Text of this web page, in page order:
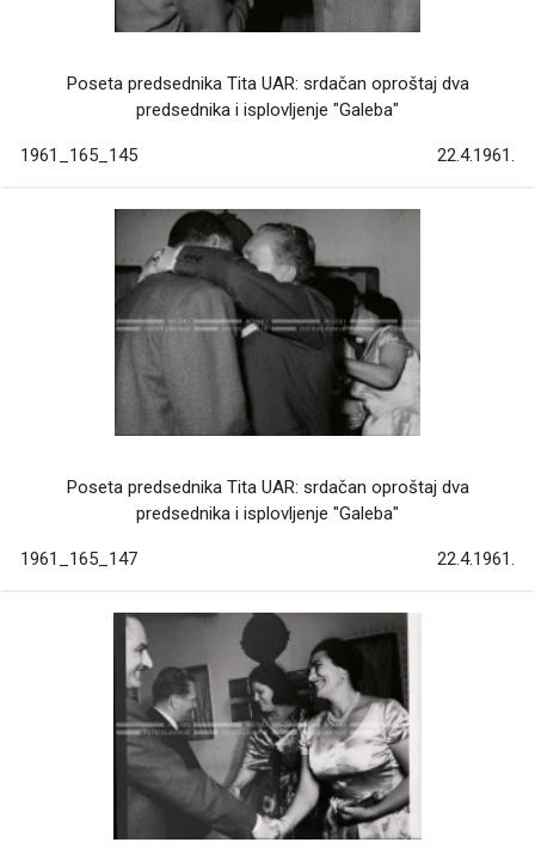
Poseta predsednika Tita UAR: srdačan oproštaj dva
predsednika i isplovljenje "Galeba"
1961_165_145 22.4.1961.
Poseta predsednika Tita UAR: srdačan oproštaj dva
predsednika i isplovljenje "Galeba"
1961_165_147 22.4.1961.